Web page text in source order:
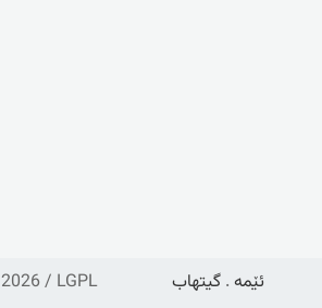
2026 / LGPL ئێمە . گیتهاب